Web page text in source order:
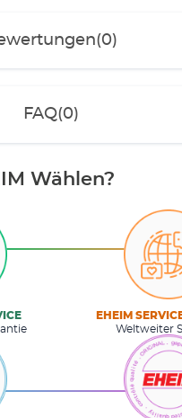
(0)
FAQ(0)
Wählen?
EHEIM
Weltweiter